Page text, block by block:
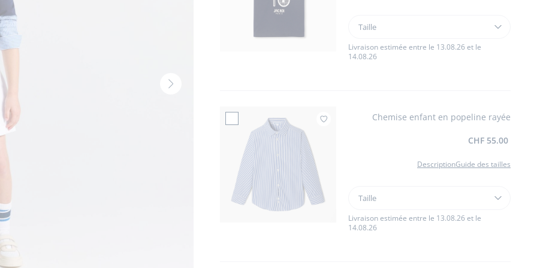
Vignette
Taille
shirt
enfant
Taille
Livraison estimée entre le 13.08.26 et le
14.08.26
Ajouter à mes favoris : Chemise enfant en
Chemise enfant en popeline rayée
CHF 55.00
Description Guide des tailles
Taille
Chemise
enfant
en
Taille
Livraison estimée entre le 13.08.26 et le
14.08.26